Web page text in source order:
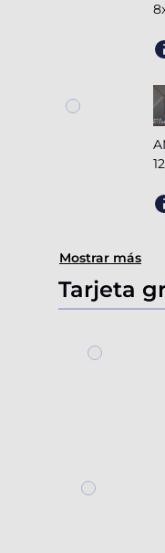
Mostrar más
Tarjeta